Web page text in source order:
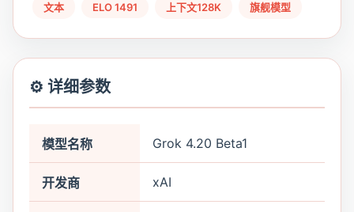
文本 ELO 1491 上下文128K 旗舰模型
⚙️ 详细参数
模型名称 Grok 4.20 Beta1
开发商 xAI